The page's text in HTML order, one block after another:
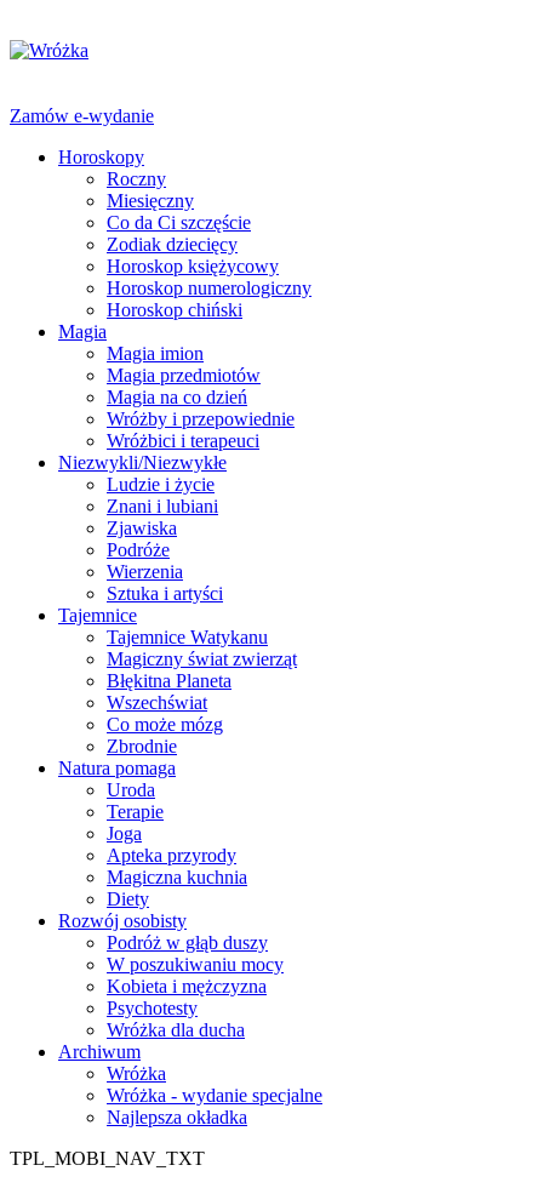
Zamów e-wydanie
Horoskopy
Roczny
Miesięczny
Co da Ci szczęście
Zodiak dziecięcy
Horoskop księżycowy
Horoskop numerologiczny
Horoskop chiński
Magia
Magia imion
Magia przedmiotów
Magia na co dzień
Wróżby i przepowiednie
Wróżbici i terapeuci
Niezwykli/Niezwykłe
Ludzie i życie
Znani i lubiani
Zjawiska
Podróże
Wierzenia
Sztuka i artyści
Tajemnice
Tajemnice Watykanu
Magiczny świat zwierząt
Błękitna Planeta
Wszechświat
Co może mózg
Zbrodnie
Natura pomaga
Uroda
Terapie
Joga
Apteka przyrody
Magiczna kuchnia
Diety
Rozwój osobisty
Podróż w głąb duszy
W poszukiwaniu mocy
Kobieta i mężczyzna
Psychotesty
Wróżka dla ducha
Archiwum
Wróżka
Wróżka - wydanie specjalne
Najlepsza okładka
TPL_MOBI_NAV_TXT